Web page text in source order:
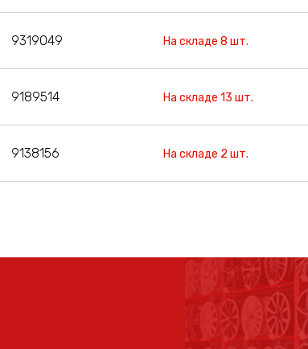
9319049 На складе 8 шт.
9189514 На складе 13 шт.
9138156 На складе 2 шт.